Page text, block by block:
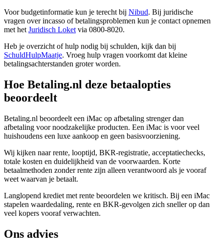
Voor budgetinformatie kun je terecht bij Nibud. Bij juridische
vragen over incasso of betalingsproblemen kun je contact opnemen
met het Juridisch Loket via 0800-8020.
Heb je overzicht of hulp nodig bij schulden, kijk dan bij
SchuldHulpMaatje. Vroeg hulp vragen voorkomt dat kleine
betalingsachterstanden groter worden.
Hoe Betaling.nl deze betaalopties
beoordeelt
Betaling.nl beoordeelt een iMac op afbetaling strenger dan
afbetaling voor noodzakelijke producten. Een iMac is voor veel
huishoudens een luxe aankoop en geen basisvoorziening.
Wij kijken naar rente, looptijd, BKR-registratie, acceptatiechecks,
totale kosten en duidelijkheid van de voorwaarden. Korte
betaalmethoden zonder rente zijn alleen verantwoord als je vooraf
weet waarvan je betaalt.
Langlopend krediet met rente beoordelen we kritisch. Bij een iMac
stapelen waardedaling, rente en BKR-gevolgen zich sneller op dan
veel kopers vooraf verwachten.
Ons advies